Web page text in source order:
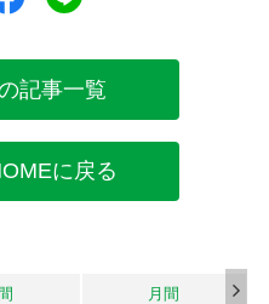
記事一覧
に戻る
月間